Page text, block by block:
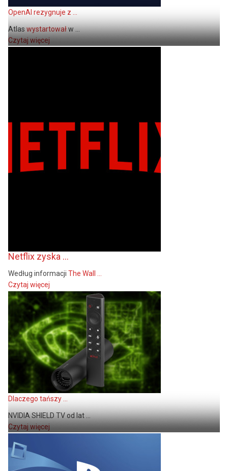
OpenAI rezygnuje z ...
Atlaswystartowałw ...
Czytaj więcej
Netflix zyska ...
Według informacji The Wall ...
Czytaj więcej
Dlaczego tańszy ...
NVIDIA SHIELD TV od lat ...
Czytaj więcej